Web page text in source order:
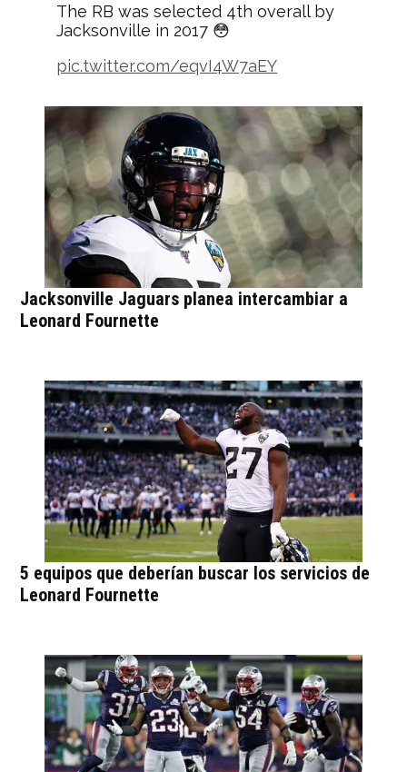
The RB was selected 4th overall by
Jacksonville in 2017 😳
pic.twitter.com/eqvI4W7aEY
(@thesportsontap)August 31, 2020
Jacksonville Jaguars planea intercambiar a
Leonard Fournette
5 equipos que deberían buscar los servicios de
Leonard Fournette